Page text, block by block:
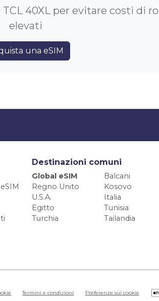
40XL per evitare costi di
elevati
una eSIM
Destinazioni comuni
Global eSIM
Balcani
Regno Unito
Kosovo
U.S.A.
Italia
Egitto
Tunisia
Turchia
Tailandia
Termini e condizioni Preferenze sui cookie